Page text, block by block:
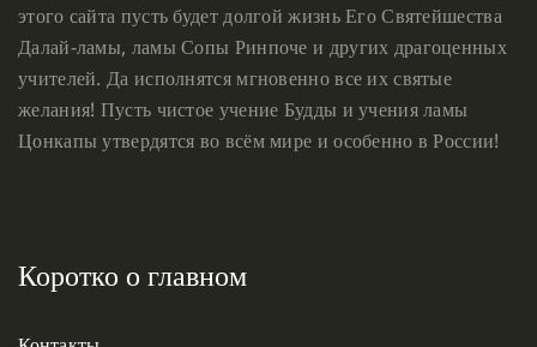
этого сайта пусть будет долгой жизнь Его Святейшества
Далай-ламы, ламы Сопы Ринпоче и других драгоценных
учителей. Да исполнятся мгновенно все их святые
желания! Пусть чистое учение Будды и учения ламы
Цонкапы утвердятся во всём мире и особенно в России!
Коротко о главном